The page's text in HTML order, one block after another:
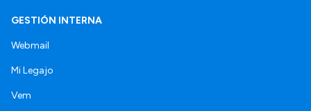
GESTIÓN INTERNA
Webmail
Mi Legajo
Vem